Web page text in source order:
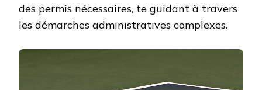
des permis nécessaires, te guidant à travers
les démarches administratives complexes.